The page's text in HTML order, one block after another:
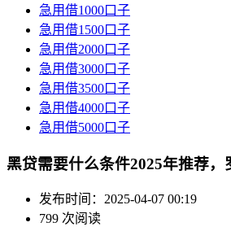
急用借1000口子
急用借1500口子
急用借2000口子
急用借3000口子
急用借3500口子
急用借4000口子
急用借5000口子
黑贷需要什么条件2025年推荐
发布时间：2025-04-07 00:19
799 次阅读